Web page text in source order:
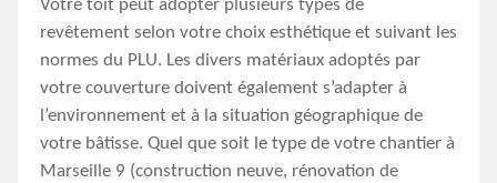
Votre toit peut adopter plusieurs types de
revêtement selon votre choix esthétique et suivant les
normes du PLU. Les divers matériaux adoptés par
votre couverture doivent également s’adapter à
l’environnement et à la situation géographique de
votre bâtisse. Quel que soit le type de votre chantier à
Marseille 9 (construction neuve, rénovation de